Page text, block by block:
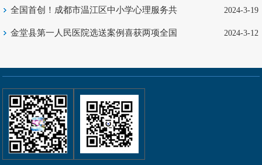
领心理健康服务新征程
全国首创！成都市温江区中小学心理服务共
享中心启动
2024-3-19
金堂县第一人民医院选送案例喜获两项全国 2024-3-12